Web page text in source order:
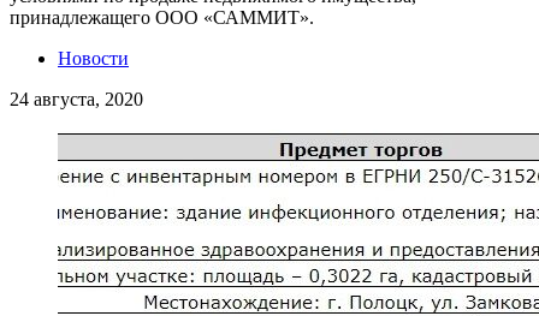
принадлежащего ООО «САММИТ».
Новости
24 августа, 2020